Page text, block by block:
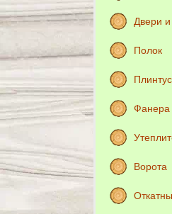
Двери и
Полок
Фанера
Ворота